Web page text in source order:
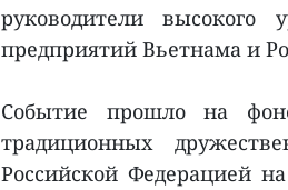
руководители
предприятий Вьетнама и
Событие прошло на
традиционных
Российской Федерацией